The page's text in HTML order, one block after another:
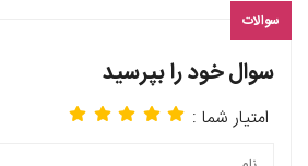
سوالات
سوال خود را بپرسید
امتیار شما :